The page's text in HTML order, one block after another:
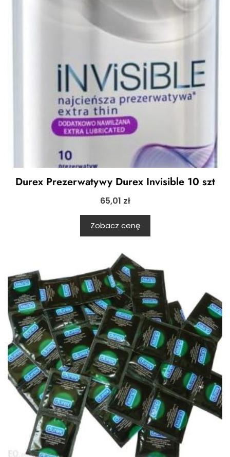
Durex Prezerwatywy Durex Invisible 10 szt
65,01 zł
Zobacz cenę